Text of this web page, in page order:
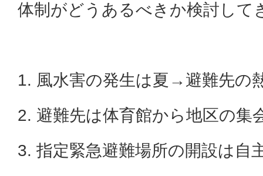
体制がどうあるべきか検討して
1. 風水害の発生は夏→避難先の
2. 避難先は体育館から地区の集
3. 指定緊急避難場所の開設は自